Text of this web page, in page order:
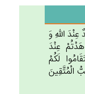
الله‌ِ وَ
عِنْدَ
لَكُم‌ْ
الْمُتَّقِين‌َ